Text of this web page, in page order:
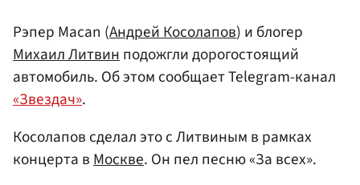
Рэпер Macan (Андрей Косолапов) и блогер
Михаил Литвинподожгли дорогостоящий
автомобиль. Об этом сообщает Telegram-канал
«Звездач».
Косолапов сделал это с Литвиным в рамках
концерта вМоскве. Он пел песню «За всех».